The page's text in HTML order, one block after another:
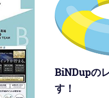
BiNDupの
す！